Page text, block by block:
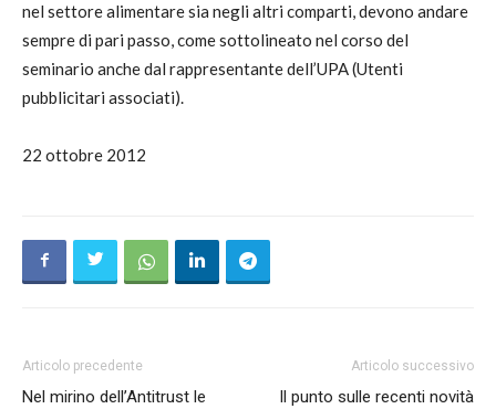
nel settore alimentare sia negli altri comparti, devono andare
sempre di pari passo, come sottolineato nel corso del
seminario anche dal rappresentante dell’UPA (Utenti
pubblicitari associati).
22 ottobre 2012
Articolo precedente
Nel mirino dell’Antitrust le
Articolo successivo
Il punto sulle recenti novità